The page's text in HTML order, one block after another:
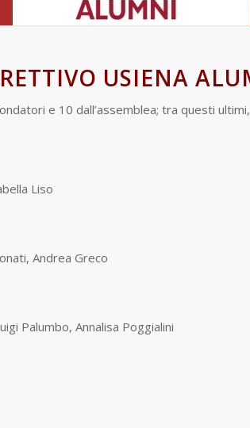
USIENA
e 10 dall’assemblea; tra questi
Liso
Andrea Greco
Palumbo, Annalisa Poggialini